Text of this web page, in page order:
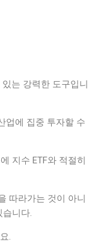
는 강력한 도구입니
업에 집중 투자할 수
지수 ETF와 적절히
따라가는 것이 아니
니다.
.